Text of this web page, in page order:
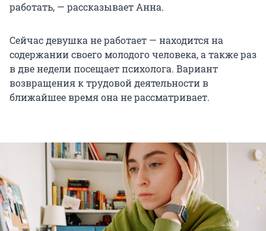
работать, — рассказывает Анна.
Сейчас девушка не работает — находится на
содержании своего молодого человека, а также раз
в две недели посещает психолога. Вариант
возвращения к трудовой деятельности в
ближайшее время она не рассматривает.